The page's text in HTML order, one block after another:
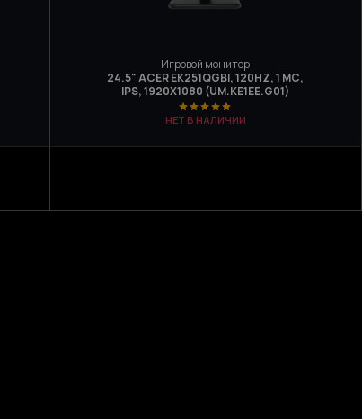
Игровой монитор
24.5" ACER EK251QGBI, 120HZ, 1 МС,
IPS, 1920X1080 (UM.KE1EE.G01)
НЕТ В НАЛИЧИИ